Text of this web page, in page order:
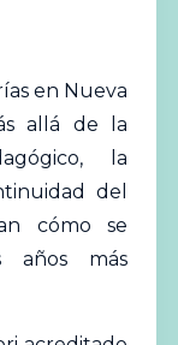
en Nueva
allá de la
la
del
cómo se
años más